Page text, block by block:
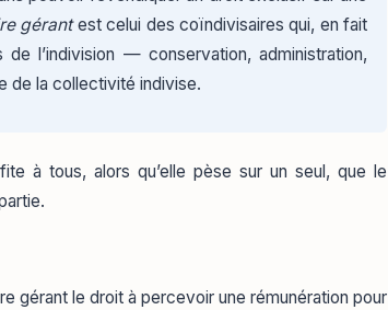
gérantest celui des coïndivisaires qui, en fait
l’indivision — conservation, administration,
de la collectivité indivise.
à tous, alors qu’elle pèse sur un seul, que le
gérant le droit à percevoir une rémunération pour